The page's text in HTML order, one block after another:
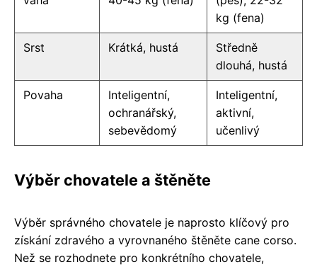
kg (fena)
Srst Krátká, hustá
Středně
dlouhá, hustá
Povaha
Inteligentní,
ochranářský,
sebevědomý
Inteligentní,
aktivní,
učenlivý
Výběr chovatele a štěněte
Výběr správného chovatele je naprosto klíčový pro
získání zdravého a vyrovnaného štěněte cane corso.
Než se rozhodnete pro konkrétního chovatele,